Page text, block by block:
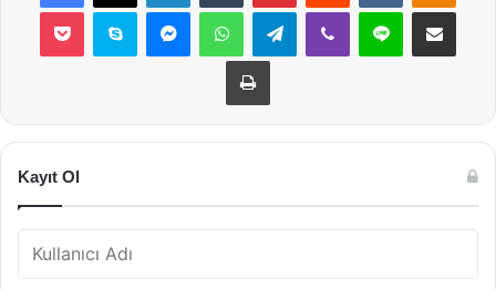
Pocket Skype MessengerWhatsAppTelegramViber Line E-Posta ile
Yazdır
Kayıt Ol